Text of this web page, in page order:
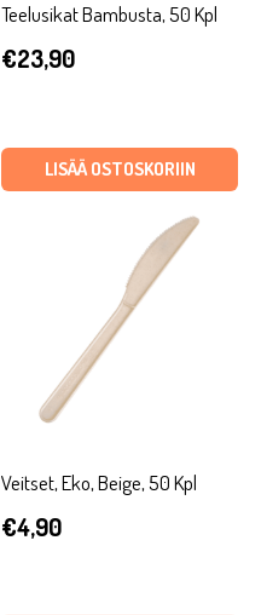
Teelusikat Bambusta, 50 Kpl
€23,90
LISÄÄ OSTOSKORIIN
Veitset, Eko, Beige, 50 Kpl
€4,90